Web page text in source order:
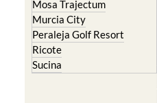
Corvera
El Valle Golf Resort
Hacienda Riquelme Golf
Resort
Lorqui